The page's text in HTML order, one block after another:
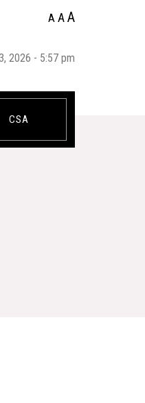
A AA
2026 - 5:57 pm
CSA